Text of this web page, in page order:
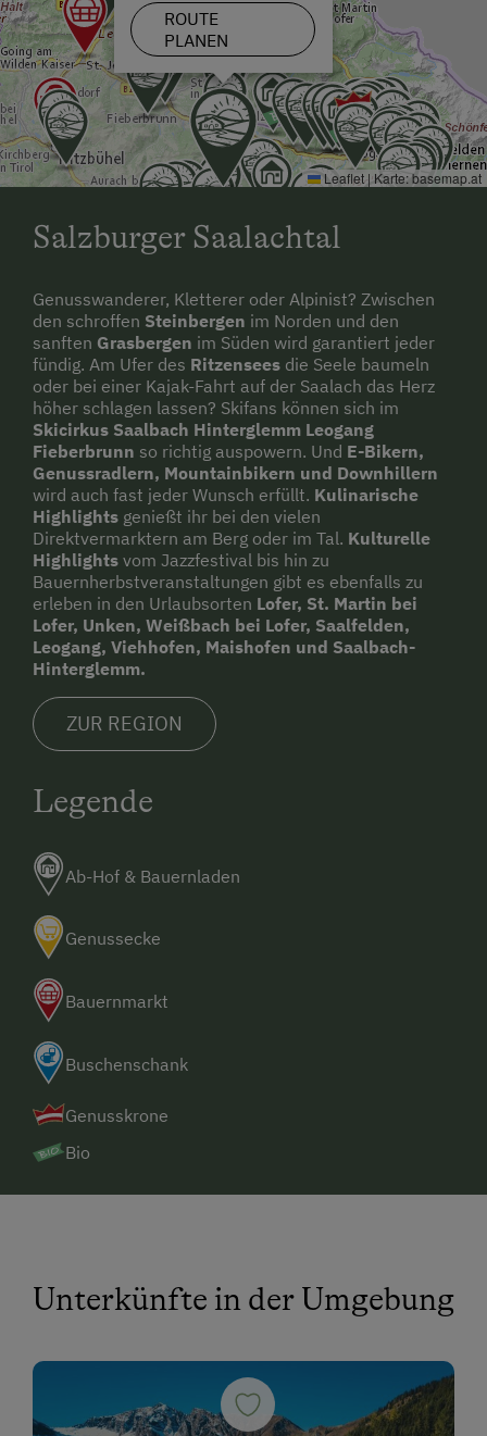
Wellnessangebote
Pool
Hochgeschwindigkeits-Internetanschluss
Kochnische
Kühlschrank
Wlan
Tisch mit Lampe
Doppelbett
Stockbett
Einzelbett
ROUTE
PLANEN
Leaflet |Karte:basemap.at
Salzburger Saalachtal
Genusswanderer, Kletterer oder Alpinist? Zwischen
den schroffen Steinbergen im Norden und den
sanften Grasbergen im Süden wird garantiert jeder
fündig. Am Ufer des Ritzensees die Seele baumeln
oder bei einer Kajak-Fahrt auf der Saalach das Herz
höher schlagen lassen? Skifans können sich im
Skicirkus Saalbach Hinterglemm Leogang
Fieberbrunn so richtig auspowern. Und E-Bikern,
Genussradlern, Mountainbikern und Downhillern
wird auch fast jeder Wunsch erfüllt. Kulinarische
Highlights genießt ihr bei den vielen
Direktvermarktern am Berg oder im Tal. Kulturelle
Highlights vom Jazzfestival bis hin zu
Bauernherbstveranstaltungen gibt es ebenfalls zu
erleben in den Urlaubsorten Lofer, St. Martin bei
Lofer, Unken, Weißbach bei Lofer, Saalfelden,
Leogang, Viehhofen, Maishofen und Saalbach-
Hinterglemm.
ZUR REGION
Legende
Ab-Hof & Bauernladen
Genussecke
Bauernmarkt
Buschenschank
Genusskrone
Bio
Unterkünfte in der Umgebung